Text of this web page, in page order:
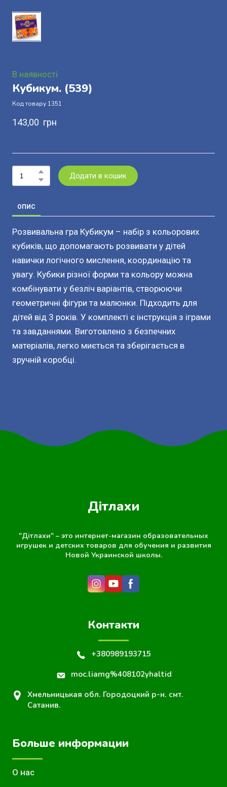
В наявності
Кубикум. (539)
Код товару 1351
143,00  грн
Додати в кошик
ОПИС
Розвивальна гра Кубикум – набір з кольорових
кубиків, що допомагають розвивати у дітей
навички логічного мислення, координацію та
увагу. Кубики різної форми та кольору можна
комбінувати у безліч варіантів, створюючи
геометричні фігури та малюнки. Підходить для
дітей від 3 років. У комплекті є інструкція з іграми
та завданнями. Виготовлено з безпечних
матеріалів, легко миється та зберігається в
зручній коробці.
Дітлахи
"Дітлахи" – это интернет-магазин образовательных
игрушек и детских товаров для обучения и развития
Новой Украинской школы.
Контакти
+380989193715
moc.liamg%408102yhaltid
Хмельницькая обл. Городоцкий р-н. смт.
Сатанив.
Больше информации
О нас